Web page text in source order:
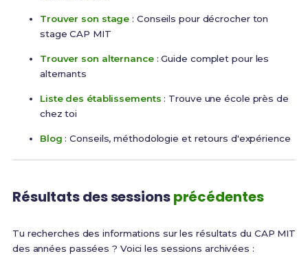
Trouver son stage : Conseils pour décrocher ton
stage CAP MIT
Trouver son alternance: Guide complet pour les
alternants
Liste des établissements : Trouve une école près de
chez toi
Blog : Conseils, méthodologie et retours d'expérience
Résultats des sessionsprécédentes
Tu recherches des informations sur les résultats du CAP MIT
des années passées ? Voici les sessions archivées :